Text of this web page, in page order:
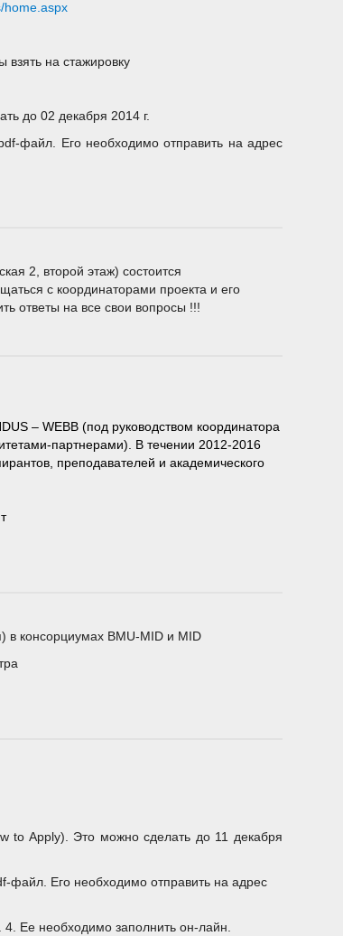
home.aspx
на стажировку
до 02 декабря 2014 г.
файл. Его необходимо отправить на адрес
2, второй этаж) состоится
с координаторами проекта и его
ответы на все свои вопросы !!!
– WEBB (под руководством координатора
партнерами). В течении 2012-2016
преподавателей и академического
в консорциумах BMU-MID и MID
to Apply). Это можно сделать до 11 декабря
файл. Его необходимо отправить на адрес
Ее необходимо заполнить он-лайн.